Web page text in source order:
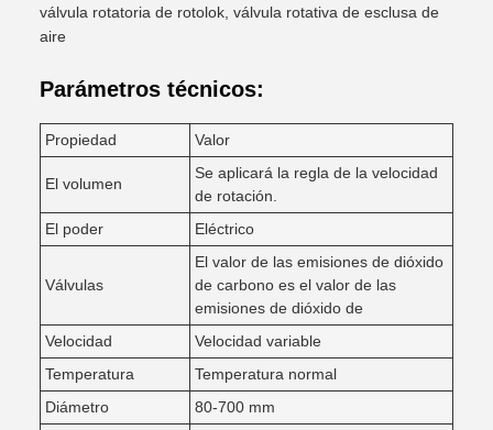
válvula rotatoria de rotolok, válvula rotativa de esclusa de
aire
Parámetros técnicos:
Propiedad Valor
El volumen
Se aplicará la regla de la velocidad
de rotación.
El poder
Eléctrico
Válvulas
El valor de las emisiones de dióxido
de carbono es el valor de las
emisiones de dióxido de
Velocidad
Velocidad variable
Temperatura
Temperatura normal
Diámetro
80-700 mm